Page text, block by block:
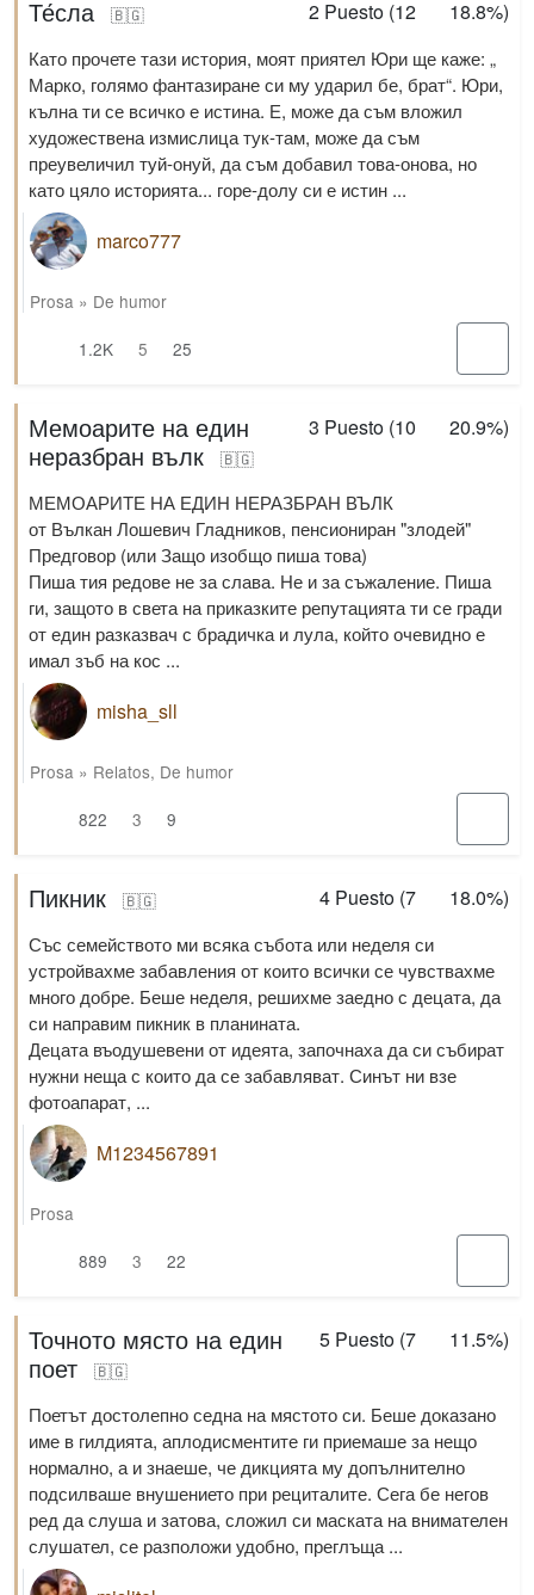
2 Puesto (12 18.8%)
Те́сла 🇧🇬
Като прочете тази история, моят приятел Юри ще каже: „
Марко, голямо фантазиране си му ударил бе, брат“. Юри,
кълна ти се всичко е истина. Е, може да съм вложил
художествена измислица тук-там, може да съм
преувеличил туй-онуй, да съм добавил това-онова, но
като цяло историята... горе-долу си е истин ...
marco777
Prosa » De humor
1.2K
5 25
3 Puesto (10 20.9%)
Мемоарите на един
неразбран вълк
🇧🇬
МЕМОАРИТЕ НА ЕДИН НЕРАЗБРАН ВЪЛК
от Вълкан Лошевич Гладников, пенсиониран "злодей"
Предговор (или Защо изобщо пиша това)
Пиша тия редове не за слава. Не и за съжаление. Пиша
ги, защото в света на приказките репутацията ти се гради
от един разказвач с брадичка и лула, който очевидно е
имал зъб на кос ...
misha_sll
Prosa » Relatos, De humor
822
3 9
4 Puesto (7 18.0%)
Пикник 🇧🇬
Със семейството ми всяка събота или неделя си
устройвахме забавления от които всички се чувствахме
много добре. Беше неделя, решихме заедно с децата, да
си направим пикник в планината.
Децата въодушевени от идеята, започнаха да си събират
нужни неща с които да се забавляват. Синът ни взе
фотоапарат, ...
M1234567891
Prosa
889
3 22
5 Puesto (7 11.5%)
Точното място на един
поет
🇧🇬
Поетът достолепно седна на мястото си. Беше доказано
име в гилдията, аплодисментите ги приемаше за нещо
нормално, а и знаеше, че дикцията му допълнително
подсилваше внушението при рециталите. Сега бе негов
ред да слуша и затова, сложил си маската на внимателен
слушател, се разположи удобно, преглъща ...